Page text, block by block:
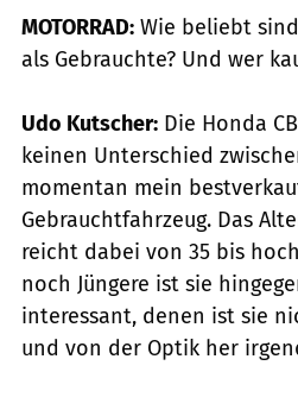
MOTORRAD: Wie beliebt
als Gebrauchte? Und wer
Udo Kutscher: Die Honda
keinen Unterschied
momentan mein
Gebrauchtfahrzeug. Das
reicht dabei von 35 bis
noch Jüngere ist sie
interessant, denen ist sie
und von der Optik her